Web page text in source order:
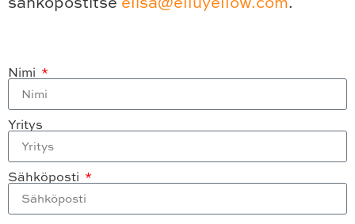
Nimi
Yritys
Sähköposti